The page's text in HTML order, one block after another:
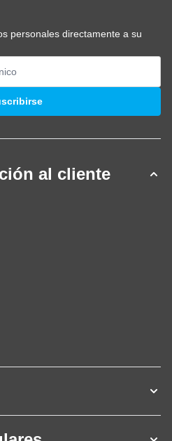
personales directamente a su
al cliente